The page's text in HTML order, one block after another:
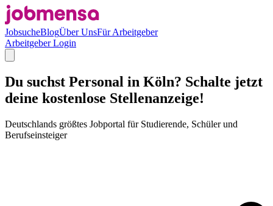
JobsucheBlogÜber UnsFür Arbeitgeber
Arbeitgeber Login
Du suchst Personal in Köln? Schalte jetzt
deine kostenlose Stellenanzeige!
Deutschlands größtes Jobportal für Studierende, Schüler und
Berufseinsteiger